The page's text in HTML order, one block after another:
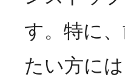
す。特に
たい方に